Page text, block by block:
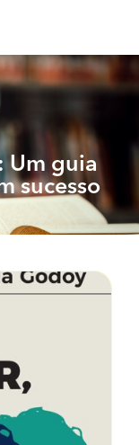
Um guia
sucesso